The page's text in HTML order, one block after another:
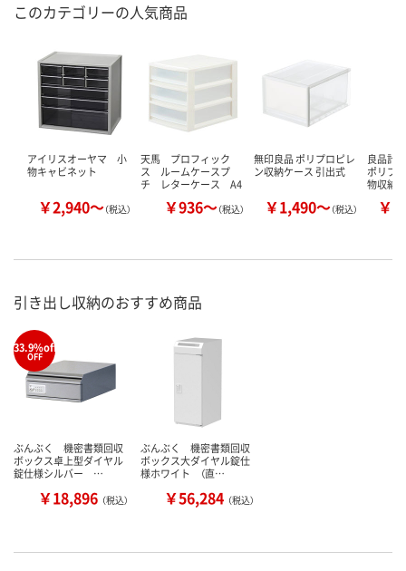
このカテゴリーの人気商品
アイリスオーヤマ 小
物キャビネット
￥2,940～（税込）
天馬 プロフィック
ス ルームケースプ
チ レターケース A4
￥936～（税込）
無印良品 ポリプロピレ
ン収納ケース 引出式
￥1,490～（税込）
良品計
ポリプ
物収納
￥
引き出し収納のおすすめ商品
33.9%off
OFF
ぶんぶく 機密書類回収
ボックス卓上型ダイヤル
錠仕様シルバー …
￥18,896 （税込）
ぶんぶく 機密書類回収
ボックス大ダイヤル錠仕
様ホワイト （直…
￥56,284 （税込）